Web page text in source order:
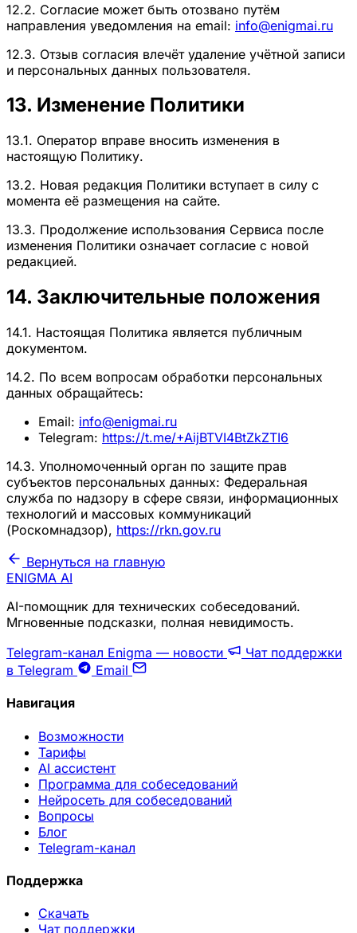
12.2. Согласие может быть отозвано путём
направления уведомления на email: info@enigmai.ru
12.3. Отзыв согласия влечёт удаление учётной записи
и персональных данных пользователя.
13. Изменение Политики
13.1. Оператор вправе вносить изменения в
настоящую Политику.
13.2. Новая редакция Политики вступает в силу с
момента её размещения на сайте.
13.3. Продолжение использования Сервиса после
изменения Политики означает согласие с новой
редакцией.
14. Заключительные положения
14.1. Настоящая Политика является публичным
документом.
14.2. По всем вопросам обработки персональных
данных обращайтесь:
Email: info@enigmai.ru
Telegram: https://t.me/+AijBTVI4BtZkZTI6
14.3. Уполномоченный орган по защите прав
субъектов персональных данных: Федеральная
служба по надзору в сфере связи, информационных
технологий и массовых коммуникаций
(Роскомнадзор), https://rkn.gov.ru
Вернуться на главную
ENIGMA AI
AI-помощник для технических собеседований.
Мгновенные подсказки, полная невидимость.
Telegram-канал Enigma — новости
Чат поддержки
в Telegram
Email
Навигация
Возможности
Тарифы
AI ассистент
Программа для собеседований
Нейросеть для собеседований
Вопросы
Блог
Telegram-канал
Поддержка
Скачать
Чат поддержки